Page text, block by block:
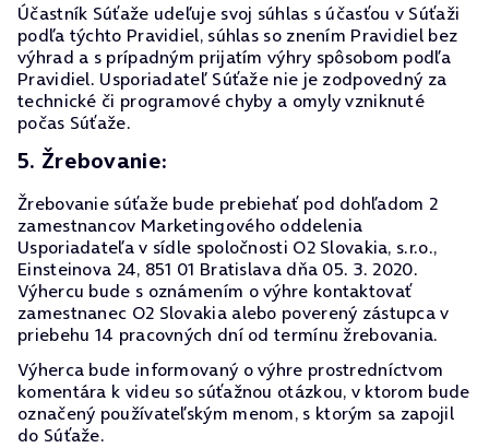
Účastník Súťaže udeľuje svoj súhlas s účasťou v Súťaži
podľa týchto Pravidiel, súhlas so znením Pravidiel bez
výhrad a s prípadným prijatím výhry spôsobom podľa
Pravidiel. Usporiadateľ Súťaže nie je zodpovedný za
technické či programové chyby a omyly vzniknuté
počas Súťaže.
5. Žrebovanie:
Žrebovanie súťaže bude prebiehať pod dohľadom 2
zamestnancov Marketingového oddelenia
Usporiadateľa v sídle spoločnosti O2 Slovakia, s.r.o.,
Einsteinova 24, 851 01 Bratislava dňa 05. 3. 2020.
Výhercu bude s oznámením o výhre kontaktovať
zamestnanec O2 Slovakia alebo poverený zástupca v
priebehu 14 pracovných dní od termínu žrebovania.
Výherca bude informovaný o výhre prostredníctvom
komentára k videu so súťažnou otázkou, v ktorom bude
označený používateľským menom, s ktorým sa zapojil
do Súťaže.